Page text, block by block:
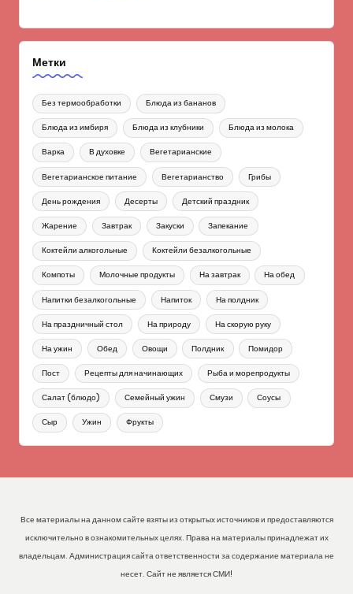
Метки
Без термообработки Блюда из бананов
Блюда из имбиря Блюда из клубники Блюда из молока
Варка В духовке Вегетарианские
Вегетарианское питание Вегетарианство Грибы
День рождения Десерты Детский праздник
Жарение Завтрак Закуски Запекание
Коктейли алкогольные Коктейли безалкогольные
Компоты Молочные продукты На завтрак На обед
Напитки безалкогольные Напиток На полдник
На праздничный стол На природу На скорую руку
На ужин Обед Овощи Полдник Помидор
Пост Рецепты для начинающих Рыба и морепродукты
Салат (блюдо) Семейный ужин Смузи Соусы
Сыр Ужин Фрукты
Все материалы на данном сайте взяты из открытых источников и предоставляются
исключительно в ознакомительных целях. Права на материалы принадлежат их
владельцам. Администрация сайта ответственности за содержание материала не
несет. Сайт не является СМИ!